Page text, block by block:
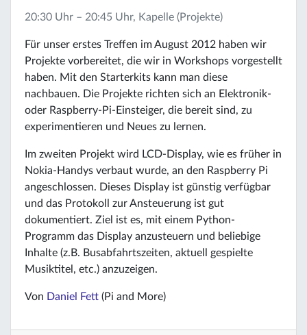
20:30 Uhr – 20:45 Uhr, Kapelle (Projekte)
Für unser erstes Treffen im August 2012 haben wir
Projekte vorbereitet, die wir in Workshops vorgestellt
haben. Mit den Starterkits kann man diese
nachbauen. Die Projekte richten sich an Elektronik-
oder Raspberry-Pi-Einsteiger, die bereit sind, zu
experimentieren und Neues zu lernen.
Im zweiten Projekt wird LCD-Display, wie es früher in
Nokia-Handys verbaut wurde, an den Raspberry Pi
angeschlossen. Dieses Display ist günstig verfügbar
und das Protokoll zur Ansteuerung ist gut
dokumentiert. Ziel ist es, mit einem Python-
Programm das Display anzusteuern und beliebige
Inhalte (z.B. Busabfahrtszeiten, aktuell gespielte
Musiktitel, etc.) anzuzeigen.
Von Daniel Fett (Pi and More)